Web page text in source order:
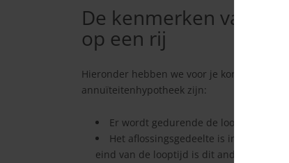
De kenmerken van
op een rij
Hieronder hebben we voor je kort
annuïteitenhypotheek zijn:
Er wordt gedurende de looptijd
Het aflossingsgedeelte is in het begin
eind van de looptijd is dit andersom.